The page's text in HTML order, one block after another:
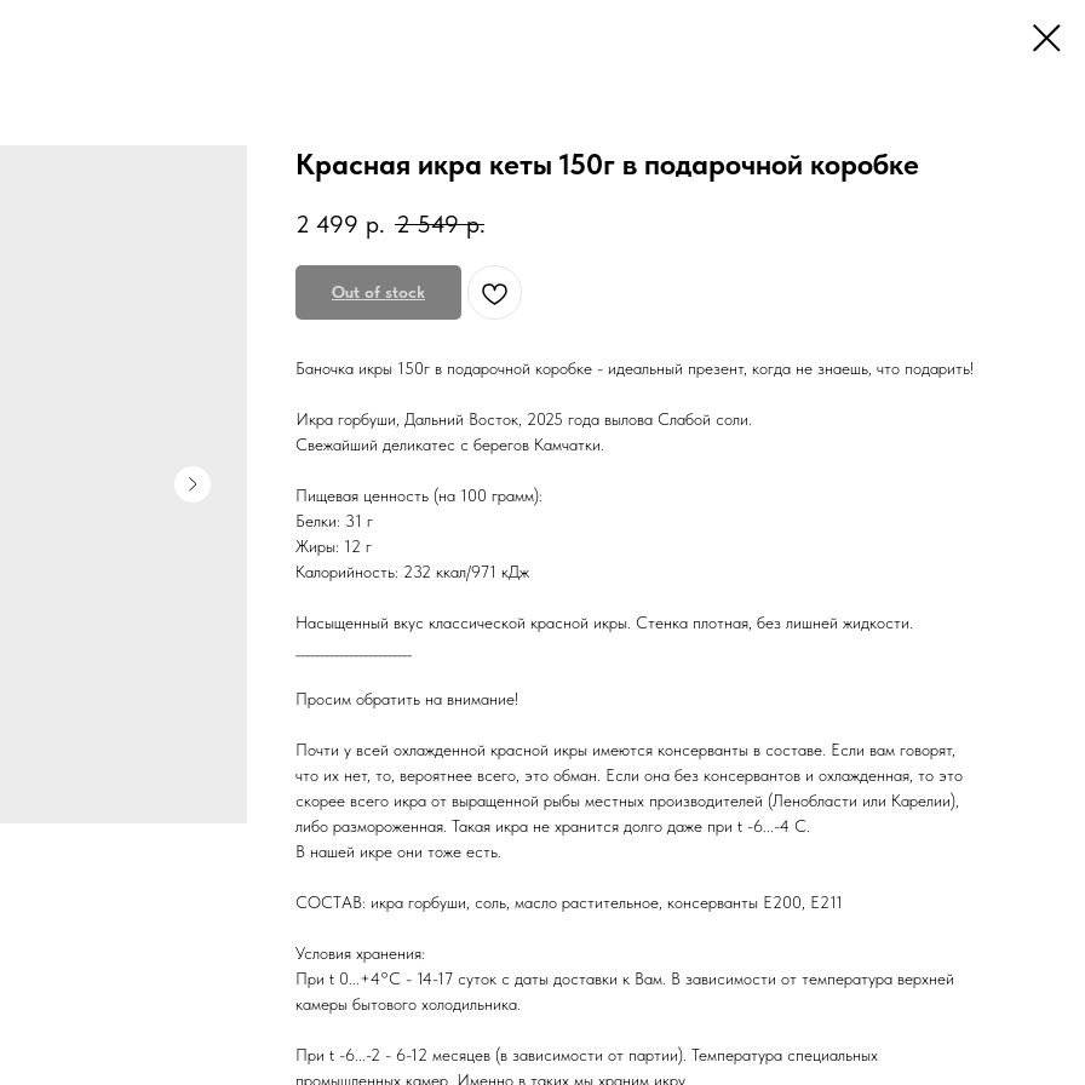
Красная икра кеты 150г в подарочной коробке
2 499 р. 2 549 р.
Out of stock
Баночка икры 150г в подарочной коробке - идеальный презент, когда не знаешь, что подарить!
Икра горбуши, Дальний Восток, 2025 года вылова Слабой соли.
Свежайший деликатес с берегов Камчатки.
Пищевая ценность (на 100 грамм):
Белки: 31 г
Жиры: 12 г
Калорийность: 232 ккал/971 кДж
Насыщенный вкус классической красной икры. Стенка плотная, без лишней жидкости.
Просим обратить на внимание!
Почти у всей охлажденной красной икры имеются консерванты в составе. Если вам говорят,
что их нет, то, вероятнее всего, это обман. Если она без консервантов и охлажденная, то это
скорее всего икра от выращенной рыбы местных производителей (Ленобласти или Карелии),
либо размороженная. Такая икра не хранится долго даже при t -6...-4 С.
В нашей икре они тоже есть.
СОСТАВ: икра горбуши, соль, масло растительное, консерванты Е200, Е211
Условия хранения:
При t 0...+4°C - 14-17 суток с даты доставки к Вам. В зависимости от температура верхней
камеры бытового холодильника.
При t -6...-2 - 6-12 месяцев (в зависимости от партии). Температура специальных
промышленных камер. Именно в таких мы храним икру.